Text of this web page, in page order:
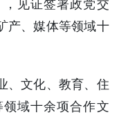
见证签署政党交
产、媒体等领域十
、文化、教育、住
域十余项合作文